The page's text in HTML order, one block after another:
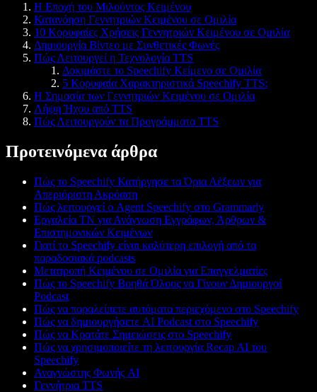
Η Εποχή του Μιλούντος Κειμένου
Κατανόηση Γεννητριών Κειμένου σε Ομιλία
10 Κορυφαίες Χρήσεις Γεννητριών Κειμένου σε Ομιλία
Δημιουργία Βίντεο με Συνθετικές Φωνές
Πώς Λειτουργεί η Τεχνολογία TTS
Δοκιμάστε το Speechify Κείμενο σε Ομιλία
5 Κορυφαία Χαρακτηριστικά Speechify TTS:
Η Σημασία των Γεννητριών Κειμένου σε Ομιλία
Λήψη Ήχου από TTS
Πώς Λειτουργούν τα Προγράμματα TTS
Προτεινόμενα άρθρα
Πώς το Speechify Κατήργησε τα Όρια Λέξεων για
Απεριόριστη Ακρόαση
Πώς λειτουργεί ο Agent Speechify στο Grammarly
Εργαλεία ΤΝ για Ανάγνωση Εγγράφων, Άρθρων &
Επιστημονικών Κειμένων
Γιατί το Speechify είναι καλύτερη επιλογή από τα
παραδοσιακά podcasts
Μετατροπή Κειμένου σε Ομιλία για Επαγγελματίες
Πώς το Speechify Βοηθά Όλους να Γίνουν Δημιουργοί
Podcast
Πώς να παραλείπετε αυτόματα περιεχόμενο στο Speechify
Πώς να δημιουργήσετε AI Podcast στο Speechify
Πώς να Κρατάτε Σημειώσεις στο Speechify
Πώς να χρησιμοποιείτε τη λειτουργία Recap AI του
Speechify
Αναγνώστης Φωνής AI
Γεννήτρια TTS